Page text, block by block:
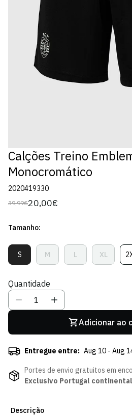
Calções Treino
Monocromático
2020419330
Preço
39,99€
Preço
venda
20,00€
Tamanho:
SVariante
Esgotada
Indisponível
MVariante
Esgotada
Indisponível
LVariante
Esgotada
XL
Variante
Quantidade
Adicionar ao
Entregue entre: Aug 10 - Aug
Portes de envio gratuitos em
Exclusivo Portugal continental
Descrição